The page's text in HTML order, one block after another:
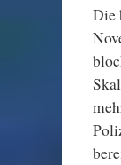
Die